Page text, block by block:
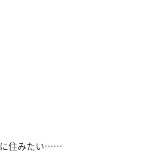
に住みたい……